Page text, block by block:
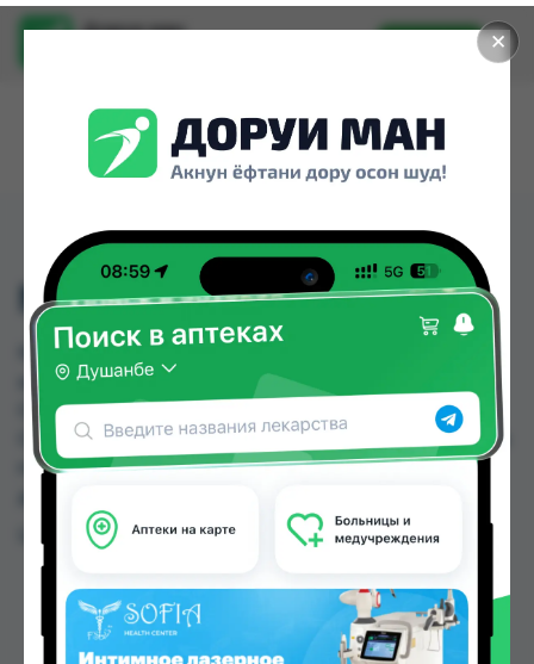
✕
Доруи ман
Установить
NOR VITA ZINK , 30 ML
NOR VITA ZINK , 30 ML можно купить или
заказать в аптеках, Дору Фарм №6, Дорухона
Олмони №1, Дорухона Олмони №2, Дорухона
Олмони №3, Мадад Фарм 156, Пойтахт Премиум
по цене от 115.00 TJS до 150.00 TJS в Душанбе и
Цена: от115.00 TJS